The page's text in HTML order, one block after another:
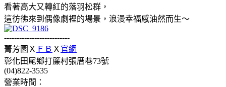
看著高大又轉紅的落羽松群，
這彷彿來到偶像劇裡的場景，浪漫幸福感油然而生～
--------------------------
菁芳園Ｘ ＦＢ Ｘ 官網
彰化田尾鄉打簾村張厝巷73號
(04)822-3535
營業時間：